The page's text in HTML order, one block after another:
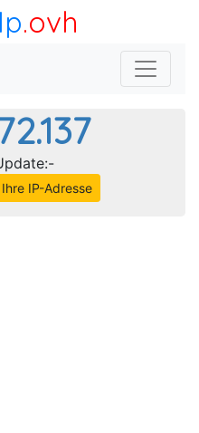
.ovh
IP-Adresse